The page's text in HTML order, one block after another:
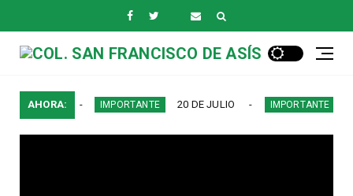
AHORA: IMPORTANTE 20 DE JULIO IMPORTANTE